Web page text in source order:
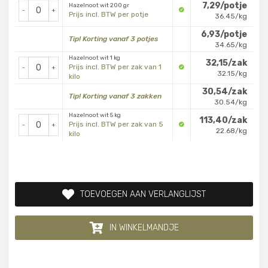
- +
Hazelnoot wit 200 gr
Prijs incl. BTW per potje
7,29/potje
36.45/kg
Tip! Korting vanaf 3 potjes 6,93/potje
34.65/kg
- +
Hazelnoot wit 1 kg
Prijs incl. BTW per zak van 1
kilo
32,15/zak
32.15/kg
Tip! Korting vanaf 3 zakken 30,54/zak
30.54/kg
- +
Hazelnoot wit 5 kg
Prijs incl. BTW per zak van 5
kilo
113,40/zak
22.68/kg
TOEVOEGEN AAN VERLANGLIJST
IN WINKELMANDJE